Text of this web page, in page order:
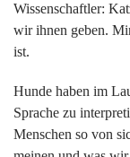
Wissenschaftler:
wir ihnen geben.
ist.
Hunde haben im
Sprache zu
Menschen so von